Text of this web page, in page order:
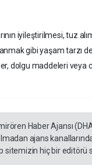
iyileştirilmesi, tuz
gibi yaşam tarzı
dolgu maddeleri
Haber Ajansı
ajans
sitemizin hiç bir editörü